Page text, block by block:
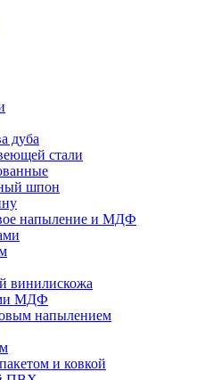
дуба
стали
шпон
напыление и МДФ
винилискожа
МДФ
напылением
и ковкой